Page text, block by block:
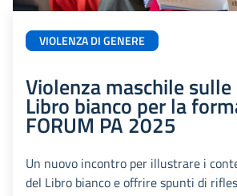
VIOLENZA DI GENERE
Violenza maschile
Libro bianco per la
FORUM PA 2025
Un nuovo incontro per illustrare i
del Libro bianco e offrire spunti di